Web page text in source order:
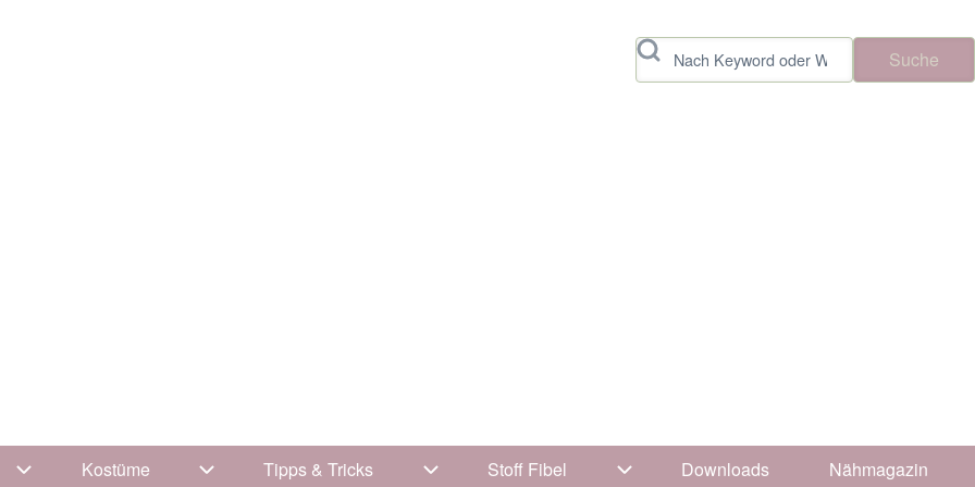
Suche
Unternavigation von Kleidung
Kostüme Unternavigation von Kostüme
Tipps & Tricks Unternavigation von Tipps & Tricks
Stoff Fibel Unternavigation von Stoff Fibel
Downloads Nähmagazin